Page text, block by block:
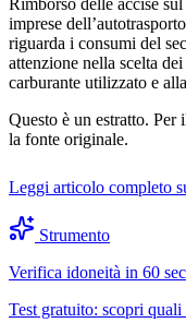
imprese
riguarda i consumi del
attenzione nella scelta
carburante utilizzato e
Questo è un estratto.
la fonte originale.
Leggi articolo completo
Strumento
Verifica idoneità in 60
Test gratuito: scopri